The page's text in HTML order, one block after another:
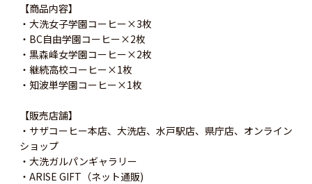
【商品内容】
・大洗女子学園コーヒー×3枚
・BC自由学園コーヒー×2枚
・黒森峰女学園コーヒー×2枚
・継続高校コーヒー×1枚
・知波単学園コーヒー×1枚
【販売店舗】
・サザコーヒー本店、大洗店、水戸駅店、県庁店、オンライン
ショップ
・大洗ガルパンギャラリー
・ARISE GIFT（ネット通販)